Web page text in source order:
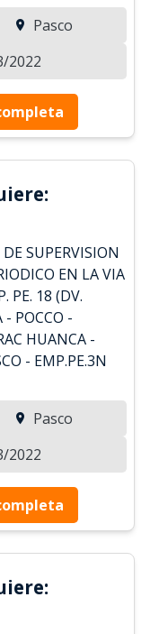
Pasco
2022
SUPERVISION
EN LA VIA
PE. 18 (DV.
- POCCO -
HUANCA -
- EMP.PE.3N
Pasco
2022